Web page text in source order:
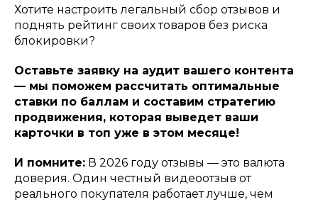
Хотите настроить легальный сбор отзывов и
поднять рейтинг своих товаров без риска
блокировки?
Оставьте заявку на аудит вашего контента
— мы поможем рассчитать оптимальные
ставки по баллам и составим стратегию
продвижения, которая выведет ваши
карточки в топ уже в этом месяце!
И помните: В 2026 году отзывы — это валюта
доверия. Один честный видеоотзыв от
реального покупателя работает лучше, чем